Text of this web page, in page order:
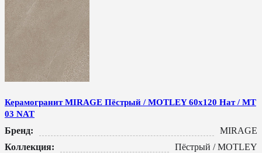
Керамогранит MIRAGE Пёстрый / MOTLEY 60x120 Нат / MT
03 NAT
Бренд:
MIRAGE
Коллекция:
Пёстрый / MOTLEY